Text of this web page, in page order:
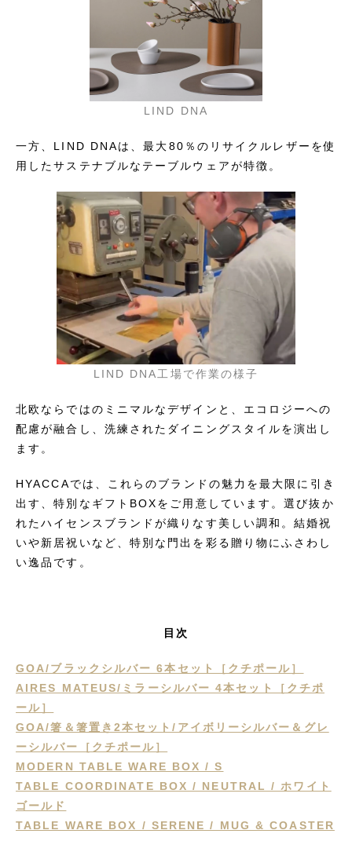
LIND DNA
一方、LIND DNAは、最大80％のリサイクルレザーを使
用したサステナブルなテーブルウェアが特徴。
LIND DNA工場で作業の様子
北欧ならではのミニマルなデザインと、エコロジーへの
配慮が融合し、洗練されたダイニングスタイルを演出し
ます。
HYACCAでは、これらのブランドの魅力を最大限に引き
出す、特別なギフトBOXをご用意しています。選び抜か
れたハイセンスブランドが織りなす美しい調和。結婚祝
いや新居祝いなど、特別な門出を彩る贈り物にふさわし
い逸品です。
目次
GOA/ブラックシルバー 6本セット［クチポール］
AIRES MATEUS/ミラーシルバー 4本セット［クチポ
ール］
GOA/箸＆箸置き2本セット/アイボリーシルバー＆グレ
ーシルバー［クチポール］
MODERN TABLE WARE BOX / S
TABLE COORDINATE BOX / NEUTRAL / ホワイト
ゴールド
TABLE WARE BOX / SERENE / MUG & COASTER